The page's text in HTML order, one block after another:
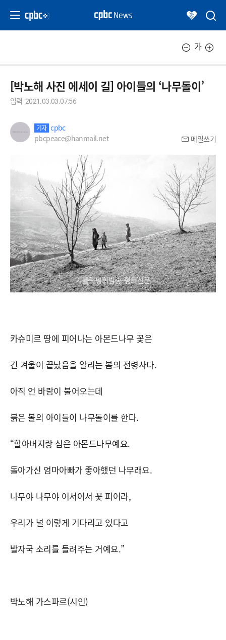
가
[박노해 사진 에세이 길] 아이들의 ‘나무돌이’
입력 2021.03.03.07:56
기자 cpbc
pbcpeace@hanmail.net
메일쓰기
카슈미르 땅에 피어나는 아몬드나무 꽃은
긴 겨울이 끝났음을 알리는 봄의 전령사다.
아직 언 바람이 불어오는데
붉은 볼의 아이들이 나무돌이를 한다.
“할아버지랑 심은 아몬드나무예요.
돌아가신 엄마아빠가 좋아했던 나무래요.
나무야 나무야 어서어서 꽃 피어라,
우리가 널 이렇게 기다리고 있다고
발자국 소리를 들려주는 거예요.”
박노해 가스파르(시인)